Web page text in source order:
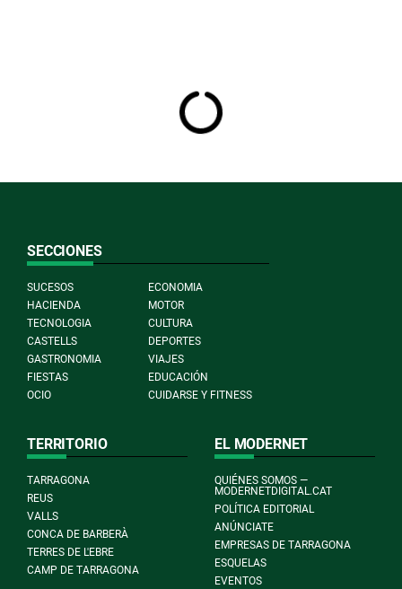
SECCIONES
SUCESOS
ECONOMIA
HACIENDA
MOTOR
TECNOLOGIA
CULTURA
CASTELLS
DEPORTES
GASTRONOMIA
VIAJES
FIESTAS
EDUCACIÓN
OCIO
CUIDARSE Y FITNESS
TERRITORIO
TARRAGONA
REUS
VALLS
CONCA DE BARBERÀ
TERRES DE L'EBRE
CAMP DE TARRAGONA
EL MODERNET
QUIÉNES SOMOS —
MODERNETDIGITAL.CAT
POLÍTICA EDITORIAL
ANÚNCIATE
EMPRESAS DE TARRAGONA
ESQUELAS
EVENTOS